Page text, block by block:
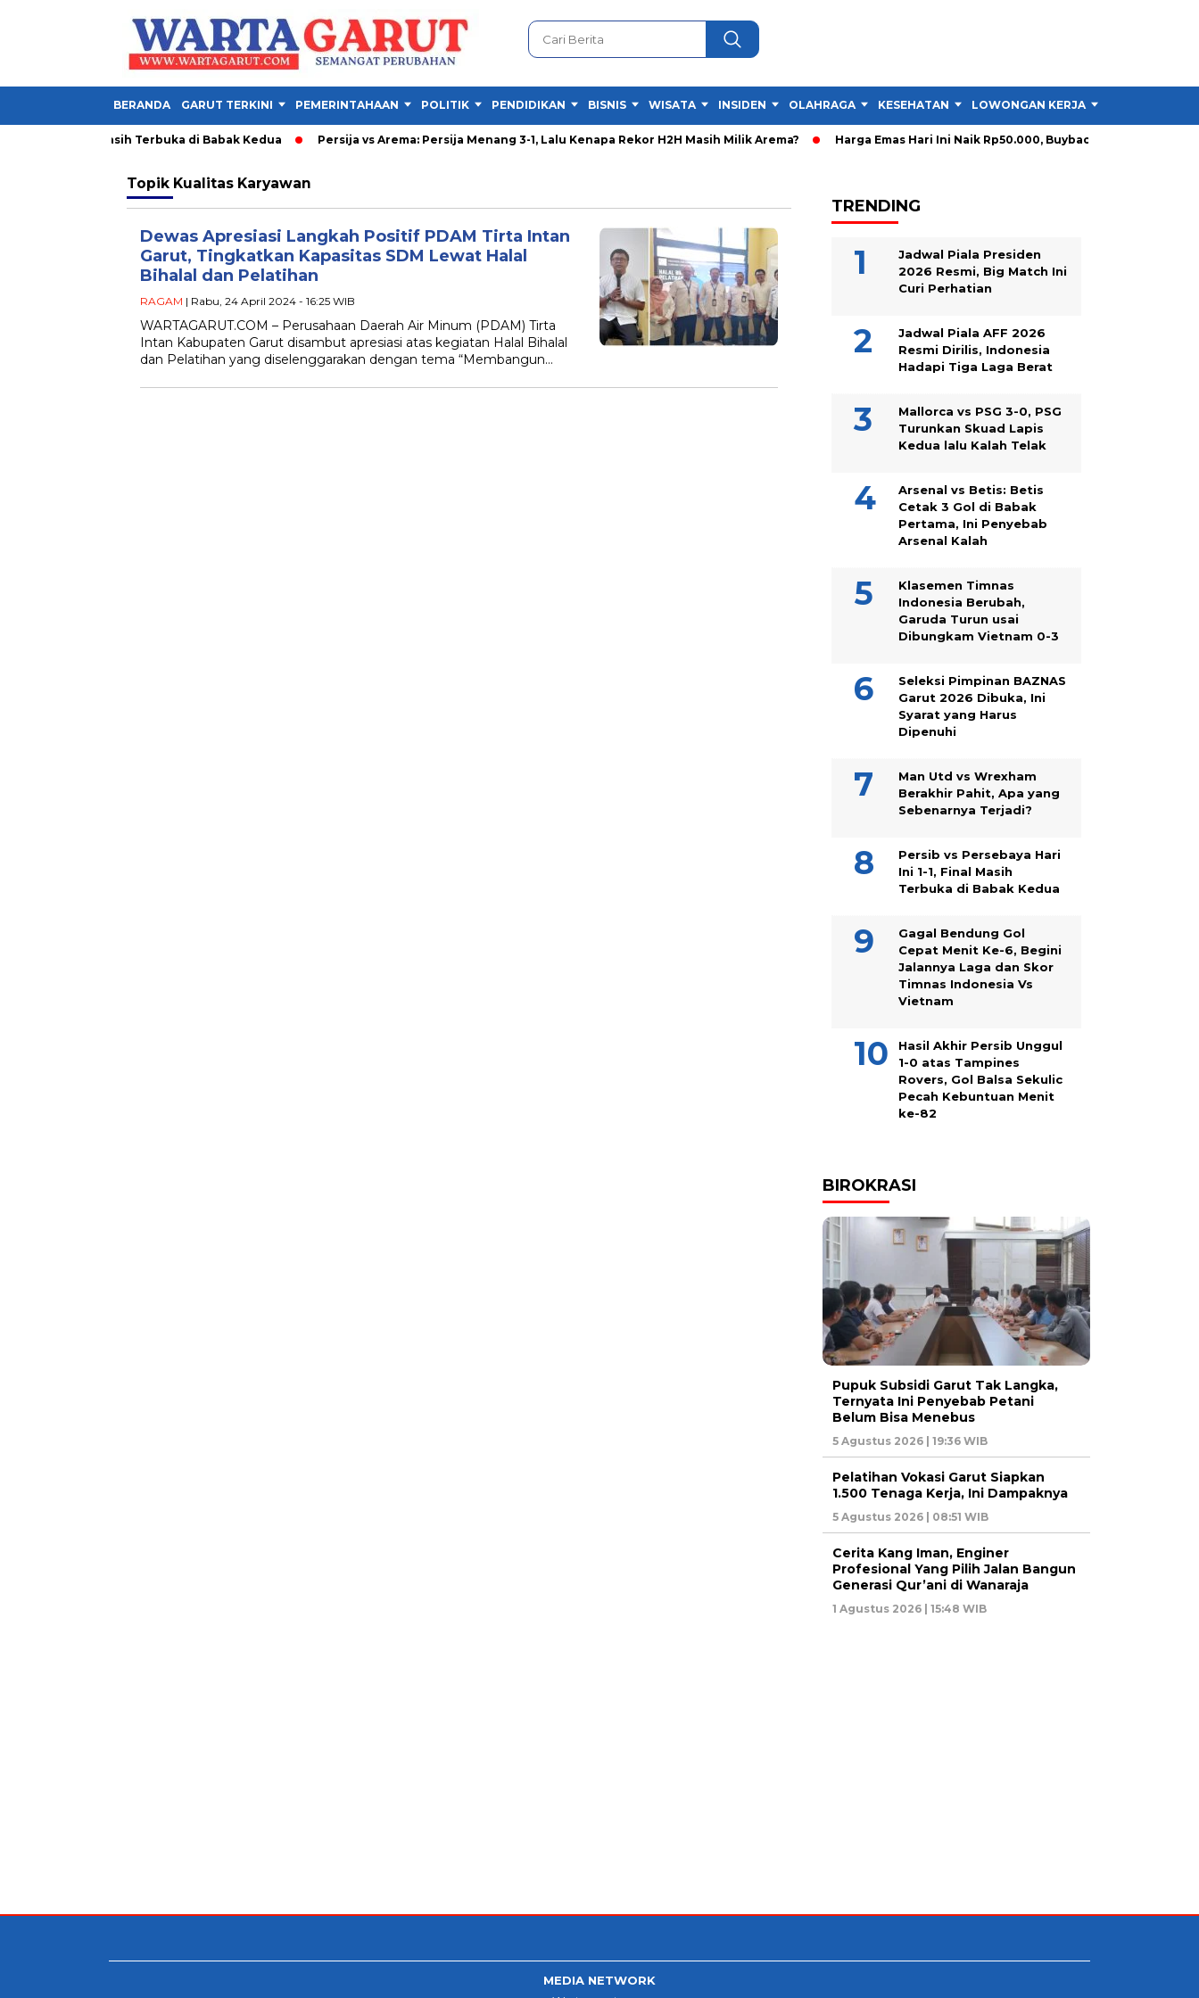
BERANDA GARUT TERKINI PEMERINTAHAAN POLITIK PENDIDIKAN BISNIS WISATA INSIDEN OLAHRAGA KESEHATAN LOWONGAN KERJA
1-1, Final Masih Terbuka di Babak Kedua Persija vs Arema: Persija Menang 3-1, Lalu Kenapa Rekor H2H Masih Milik Arema? Harga Emas Hari Ini Naik Rp50.000, Buyback Melonjak Rp90.000
Topik Kualitas Karyawan
Dewas Apresiasi Langkah Positif PDAM Tirta Intan
Garut, Tingkatkan Kapasitas SDM Lewat Halal
Bihalal dan Pelatihan
RAGAM | Rabu, 24 April 2024 - 16:25 WIB
WARTAGARUT.COM – Perusahaan Daerah Air Minum (PDAM) Tirta
Intan Kabupaten Garut disambut apresiasi atas kegiatan Halal Bihalal
dan Pelatihan yang diselenggarakan dengan tema “Membangun…
TRENDING
Jadwal Piala Presiden
2026 Resmi, Big Match Ini
Curi Perhatian
Jadwal Piala AFF 2026
Resmi Dirilis, Indonesia
Hadapi Tiga Laga Berat
Mallorca vs PSG 3-0, PSG
Turunkan Skuad Lapis
Kedua lalu Kalah Telak
Arsenal vs Betis: Betis
Cetak 3 Gol di Babak
Pertama, Ini Penyebab
Arsenal Kalah
Klasemen Timnas
Indonesia Berubah,
Garuda Turun usai
Dibungkam Vietnam 0-3
Seleksi Pimpinan BAZNAS
Garut 2026 Dibuka, Ini
Syarat yang Harus
Dipenuhi
Man Utd vs Wrexham
Berakhir Pahit, Apa yang
Sebenarnya Terjadi?
Persib vs Persebaya Hari
Ini 1-1, Final Masih
Terbuka di Babak Kedua
Gagal Bendung Gol
Cepat Menit Ke-6, Begini
Jalannya Laga dan Skor
Timnas Indonesia Vs
Vietnam
Hasil Akhir Persib Unggul
1-0 atas Tampines
Rovers, Gol Balsa Sekulic
Pecah Kebuntuan Menit
ke-82
BIROKRASI
Pupuk Subsidi Garut Tak Langka,
Ternyata Ini Penyebab Petani
Belum Bisa Menebus
5 Agustus 2026 | 19:36 WIB
Pelatihan Vokasi Garut Siapkan
1.500 Tenaga Kerja, Ini Dampaknya
5 Agustus 2026 | 08:51 WIB
Cerita Kang Iman, Enginer
Profesional Yang Pilih Jalan Bangun
Generasi Qur’ani di Wanaraja
1 Agustus 2026 | 15:48 WIB
MEDIA NETWORK